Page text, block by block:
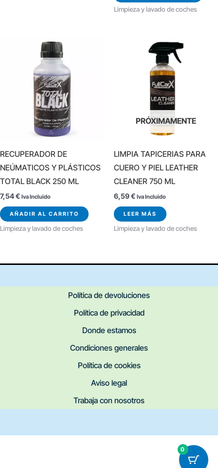
Limpieza y lavado de coches
RECUPERADOR DE
NEÚMATICOS Y PLÁSTICOS
TOTAL BLACK 250 ML
7,54€ Iva Incluido
AÑADIR AL CARRITO
Limpieza y lavado de coches
PRÓXIMAMENTE
LIMPIA TAPICERIAS PARA
CUERO Y PIEL LEATHER
CLEANER 750 ML
6,59€ Iva Incluido
LEER MÁS
Limpieza y lavado de coches
Política de devoluciones
Política de privacidad
Donde estamos
Condiciones generales
Política de cookies
Aviso legal
Trabaja con nosotros
0